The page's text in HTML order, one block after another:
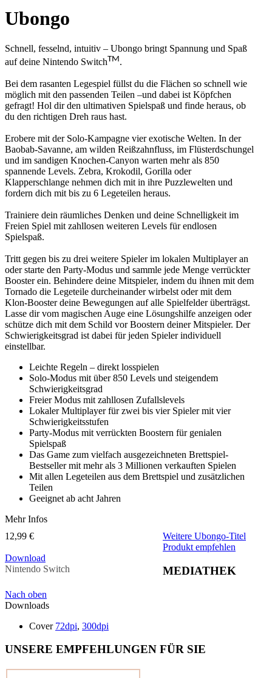
Ubongo
Schnell, fesselnd, intuitiv – Ubongo bringt Spannung und Spaß
auf deine Nintendo SwitchTM .
Bei dem rasanten Legespiel füllst du die Flächen so schnell wie
möglich mit den passenden Teilen –und dabei ist Köpfchen
gefragt! Hol dir den ultimativen Spielspaß und finde heraus, ob
du den richtigen Dreh raus hast.
Erobere mit der Solo-Kampagne vier exotische Welten. In der
Baobab-Savanne, am wilden Reißzahnfluss, im Flüsterdschungel
und im sandigen Knochen-Canyon warten mehr als 850
spannende Levels. Zebra, Krokodil, Gorilla oder
Klapperschlange nehmen dich mit in ihre Puzzlewelten und
fordern dich mit bis zu 6 Legeteilen heraus.
Trainiere dein räumliches Denken und deine Schnelligkeit im
Freien Spiel mit zahllosen weiteren Levels für endlosen
Spielspaß.
Tritt gegen bis zu drei weitere Spieler im lokalen Multiplayer an
oder starte den Party-Modus und sammle jede Menge verrückter
Booster ein. Behindere deine Mitspieler, indem du ihnen mit dem
Tornado die Legeteile durcheinander wirbelst oder mit dem
Klon-Booster deine Bewegungen auf alle Spielfelder überträgst.
Lasse dir vom magischen Auge eine Lösungshilfe anzeigen oder
schütze dich mit dem Schild vor Boostern deiner Mitspieler. Der
Schwierigkeitsgrad ist dabei für jeden Spieler individuell
einstellbar.
Leichte Regeln – direkt losspielen
Solo-Modus mit über 850 Levels und steigendem
Schwierigkeitsgrad
Freier Modus mit zahllosen Zufallslevels
Lokaler Multiplayer für zwei bis vier Spieler mit vier
Schwierigkeitsstufen
Party-Modus mit verrückten Boostern für genialen
Spielspaß
Das Game zum vielfach ausgezeichneten Brettspiel-
Bestseller mit mehr als 3 Millionen verkauften Spielen
Mit allen Legeteilen aus dem Brettspiel und zusätzlichen
Teilen
Geeignet ab acht Jahren
Mehr Infos
12,99 €
Download
Nintendo Switch
Weitere Ubongo-Titel
Produkt empfehlen
MEDIATHEK
Nach oben
Downloads
Cover 72dpi, 300dpi
UNSERE EMPFEHLUNGEN FÜR SIE